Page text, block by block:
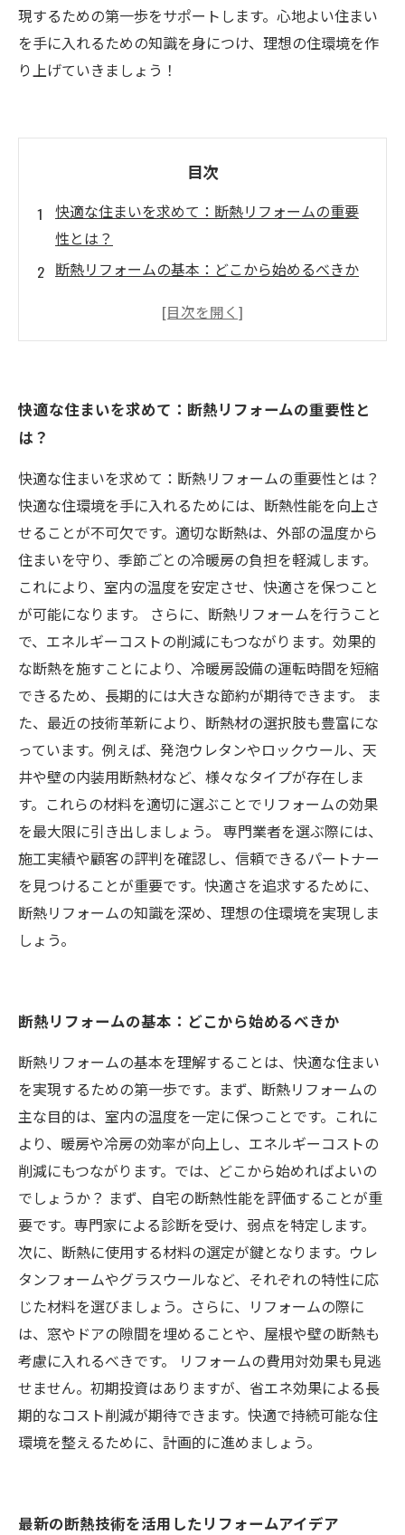
現するための第一歩をサポートします。心地よい住まい
を手に入れるための知識を身につけ、理想の住環境を作
り上げていきましょう！
目次
快適な住まいを求めて：断熱リフォームの重要
性とは？
断熱リフォームの基本：どこから始めるべきか
最新の断熱技術を活用したリフォームアイデア
える
事例
理想の住環境を手に入れるための最後のステッ
プ
快適な住まいを求めて：断熱リフォームの重要性と
は？
快適な住まいを求めて：断熱リフォームの重要性とは？
快適な住環境を手に入れるためには、断熱性能を向上さ
せることが不可欠です。適切な断熱は、外部の温度から
住まいを守り、季節ごとの冷暖房の負担を軽減します。
これにより、室内の温度を安定させ、快適さを保つこと
が可能になります。 さらに、断熱リフォームを行うこと
で、エネルギーコストの削減にもつながります。効果的
な断熱を施すことにより、冷暖房設備の運転時間を短縮
できるため、長期的には大きな節約が期待できます。 ま
た、最近の技術革新により、断熱材の選択肢も豊富にな
っています。例えば、発泡ウレタンやロックウール、天
井や壁の内装用断熱材など、様々なタイプが存在しま
す。これらの材料を適切に選ぶことでリフォームの効果
を最大限に引き出しましょう。 専門業者を選ぶ際には、
施工実績や顧客の評判を確認し、信頼できるパートナー
を見つけることが重要です。快適さを追求するために、
断熱リフォームの知識を深め、理想の住環境を実現しま
しょう。
断熱リフォームの基本：どこから始めるべきか
断熱リフォームの基本を理解することは、快適な住まい
を実現するための第一歩です。まず、断熱リフォームの
主な目的は、室内の温度を一定に保つことです。これに
より、暖房や冷房の効率が向上し、エネルギーコストの
削減にもつながります。では、どこから始めればよいの
でしょうか？ まず、自宅の断熱性能を評価することが重
要です。専門家による診断を受け、弱点を特定します。
次に、断熱に使用する材料の選定が鍵となります。ウレ
タンフォームやグラスウールなど、それぞれの特性に応
じた材料を選びましょう。さらに、リフォームの際に
は、窓やドアの隙間を埋めることや、屋根や壁の断熱も
考慮に入れるべきです。 リフォームの費用対効果も見逃
せません。初期投資はありますが、省エネ効果による長
期的なコスト削減が期待できます。快適で持続可能な住
環境を整えるために、計画的に進めましょう。
最新の断熱技術を活用したリフォームアイデア